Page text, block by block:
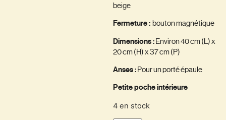
beige
Fermeture : bouton magnétique
Dimensions :Environ 40 cm (L) x
20 cm (H) x 37 cm (P)
Anses :Pour un porté épaule
Petite poche intérieure
4 en stock